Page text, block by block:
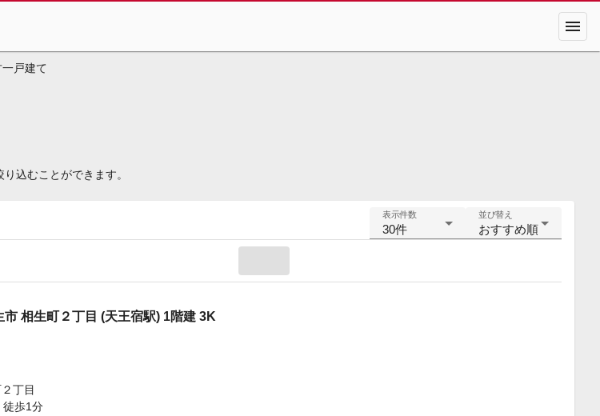
menu
戸建て
込むことができます。
表示件数
30件
並び替え
おすすめ順
市 相生町２丁目 (天王宿駅) 1階建 3K
丁目
徒歩1分